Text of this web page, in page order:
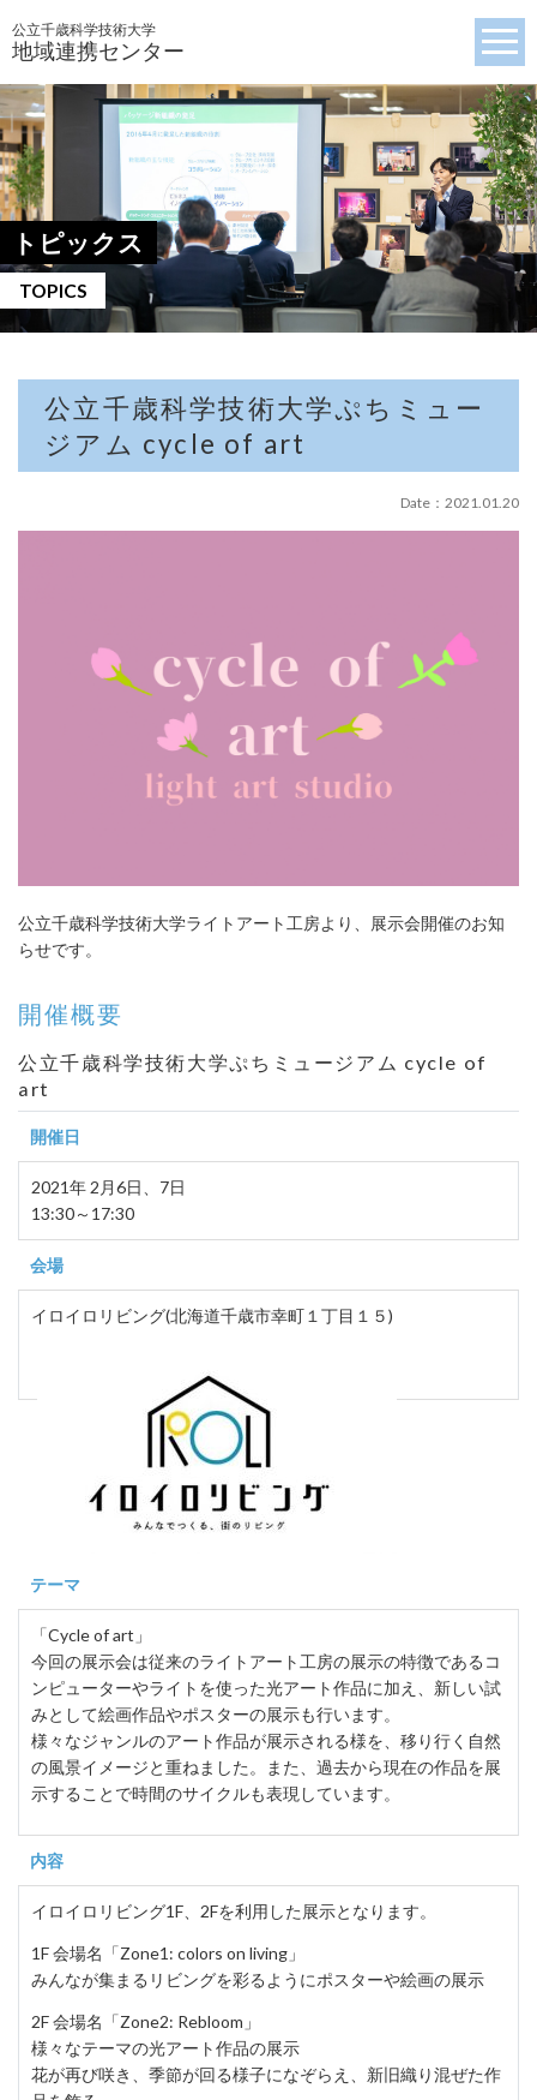
公立千歳科学技術大学
地域連携センター
トピックス
TOPICS
公立千歳科学技術大学ぷちミュー
ジアム cycle of art
Date：2021.01.20
公立千歳科学技術大学ライトアート工房より、展示会開催のお知
らせです。
開催概要
公立千歳科学技術大学ぷちミュージアム cycle of
art
開催日
2021年 2月6日、7日
13:30～17:30
会場
イロイロリビング(北海道千歳市幸町１丁目１５)
テーマ
「Cycle of art」
今回の展示会は従来のライトアート工房の展示の特徴であるコ
ンピューターやライトを使った光アート作品に加え、新しい試
みとして絵画作品やポスターの展示も行います。
様々なジャンルのアート作品が展示される様を、移り行く自然
の風景イメージと重ねました。また、過去から現在の作品を展
示することで時間のサイクルも表現しています。
内容
イロイロリビング1F、2Fを利用した展示となります。
1F 会場名「Zone1: colors on living」
みんなが集まるリビングを彩るようにポスターや絵画の展示
2F 会場名「Zone2: Rebloom」
様々なテーマの光アート作品の展示
花が再び咲き、季節が回る様子になぞらえ、新旧織り混ぜた作